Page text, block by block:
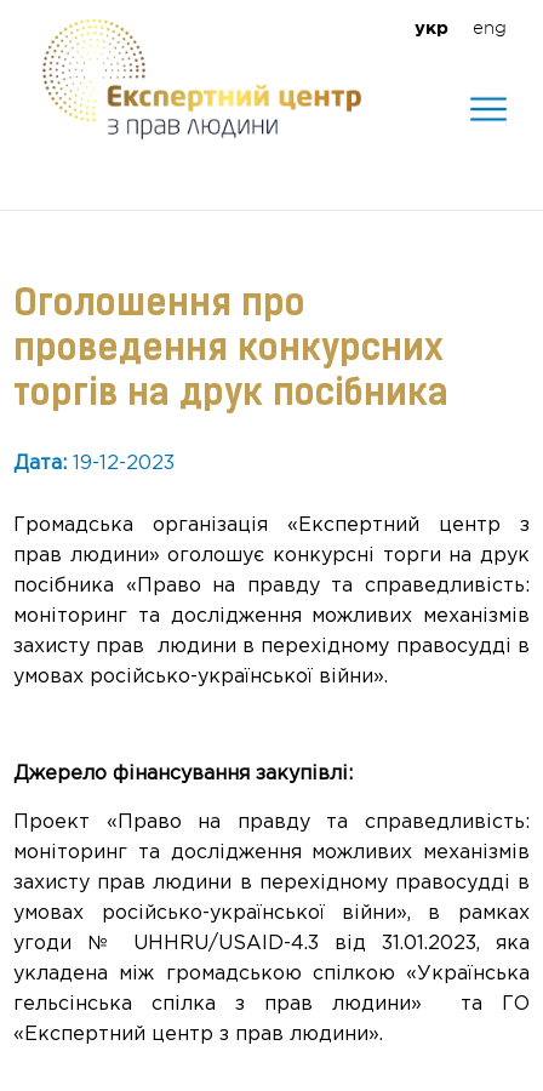
укр eng
Оголошення про
проведення конкурсних
торгів на друк посібника
Дата: 19-12-2023
Громадська організація «Експертний центр з
прав людини» оголошує конкурсні торги на друк
посібника «Право на правду та справедливість:
моніторинг та дослідження можливих механізмів
захисту прав людини в перехідному правосудді в
умовах російсько-української війни».
Джерело фінансування закупівлі:
Проект «Право на правду та справедливість:
моніторинг та дослідження можливих механізмів
захисту прав людини в перехідному правосудді в
умовах російсько-української війни», в рамках
угоди № UHHRU/USAID-4.3 від 31.01.2023, яка
укладена між громадською спілкою «Українська
гельсінська спілка з прав людини» та ГО
«Експертний центр з прав людини».